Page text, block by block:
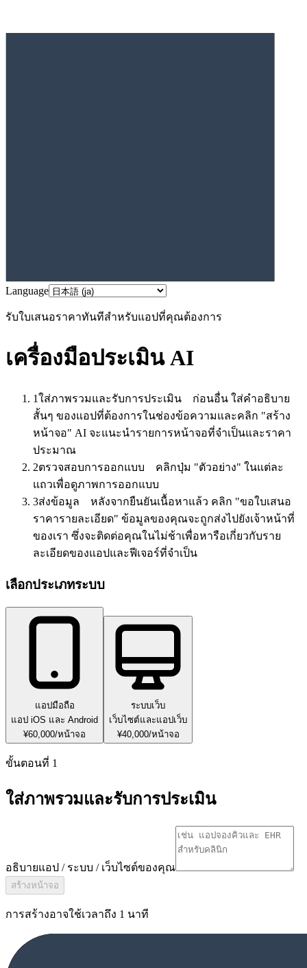
Language
รับใบเสนอราคาทันทีสำหรับแอปที่คุณต้องการ
เครื่องมือประเมิน AI
1ใส่ภาพรวมและรับการประเมิน ก่อนอื่น ใส่คำอธิบาย
สั้นๆ ของแอปที่ต้องการในช่องข้อความและคลิก "สร้าง
หน้าจอ" AI จะแนะนำรายการหน้าจอที่จำเป็นและราคา
ประมาณ
2ตรวจสอบการออกแบบ คลิกปุ่ม "ตัวอย่าง" ในแต่ละ
แถวเพื่อดูภาพการออกแบบ
3ส่งข้อมูล หลังจากยืนยันเนื้อหาแล้ว คลิก "ขอใบเสนอ
ราคารายละเอียด" ข้อมูลของคุณจะถูกส่งไปยังเจ้าหน้าที่
ของเรา ซึ่งจะติดต่อคุณในไม่ช้าเพื่อหารือเกี่ยวกับราย
ละเอียดของแอปและฟีเจอร์ที่จำเป็น
เลือกประเภทระบบ
แอปมือถือ
แอป iOS และ Android
¥60,000/หน้าจอ
ระบบเว็บ
เว็บไซต์และแอปเว็บ
¥40,000/หน้าจอ
ขั้นตอนที่ 1
ใส่ภาพรวมและรับการประเมิน
อธิบายแอป / ระบบ / เว็บไซต์ของคุณ
สร้างหน้าจอ
การสร้างอาจใช้เวลาถึง 1 นาที